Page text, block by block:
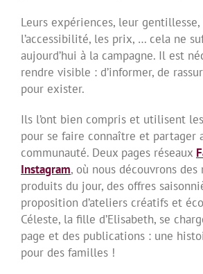
Leurs expériences, leur
l’accessibilité, les prix, … cela ne
aujourd’hui à la campagne. Il est
rendre visible : d’informer, de
pour exister.
Ils l’ont bien compris et utilisent
pour se faire connaître et partager
communauté. Deux pages réseaux
Instagram, où nous découvrons des
produits du jour, des offres
proposition d’ateliers créatifs et
Céleste, la fille d’Elisabeth, se
page et des publications : une
pour des familles !